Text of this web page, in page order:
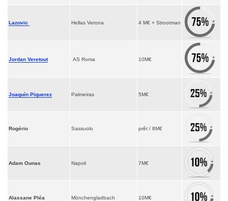
Lazovic Hellas Verona 4 M€ + Strootman
Jordan Veretout AS Roma 10M€
Joaquín Piquerez Palmeiras 5M€
Rogério Sassuolo prêt / 8M€
Adam Ounas Napoli 7M€
Alassane Pléa Mönchengladbach 10M€